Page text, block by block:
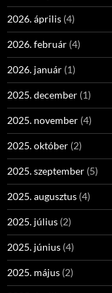
2026. április (4)
2026. február (4)
2026. január (1)
2025. december (1)
2025. november (4)
2025. október (2)
2025. szeptember (5)
2025. augusztus (4)
2025. július (2)
2025. június (4)
2025. május (2)